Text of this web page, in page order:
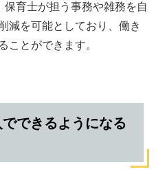
育士が担う事務や雑務を自
減を可能としており、働き
ことができます。
できるようになる